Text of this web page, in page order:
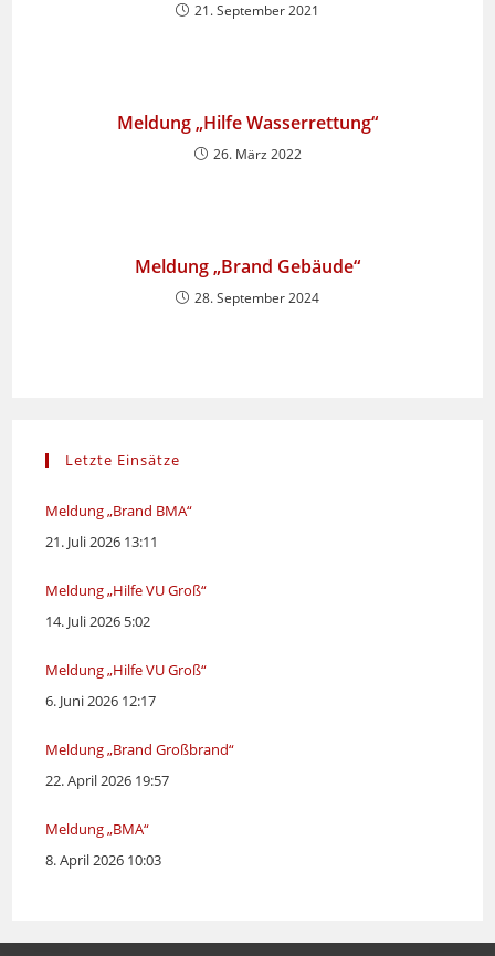
21. September 2021
Meldung „Hilfe Wasserrettung“
26. März 2022
Meldung „Brand Gebäude“
28. September 2024
Letzte Einsätze
Meldung „Brand BMA“
21. Juli 2026 13:11
Meldung „Hilfe VU Groß“
14. Juli 2026 5:02
Meldung „Hilfe VU Groß“
6. Juni 2026 12:17
Meldung „Brand Großbrand“
22. April 2026 19:57
Meldung „BMA“
8. April 2026 10:03